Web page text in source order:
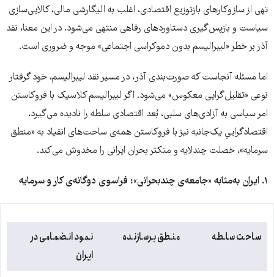
تهی از سازوکارهای بازتوزیع اقتصادی، اغلب به الیگارشی مالی، کالایی‌سازی
سیاست و بازپس‌گیری دستاوردهای رفاهی منتهی می‌شود. در این معنا، نقد
آذر بر خطر «لیبرالیسم بدون دموکراسی اجتماعی» موجه و ضروری است.
اما مسئله آنجاست که صورت‌بندی آذر، در مسیر نقد لیبرالیسم، خود گرفتار
نوعی «تقلیل‌گرایی معکوس» می‌شود. اگر لیبرالیسم کلاسیک با فروکاستن
امر سیاسی به آزادی‌های سلبی، بُعد اقتصادی سلطه را نادیده می‌گیرد،
اقتصادگراییِ یک‌جانبه نیز با فروکاستن همه‌ی ساحت‌های انقیاد به «منطق
سرمایه»، خصلت چندلایه و متکثر بحران ایرانی را مخدوش می‌کند.
۱. ایران به‌مثابه «جامعه‌ی چندبحرانی»: فراسوی دوگانه‌ی کار و سرمایه
ساحت سلطه منطق برسازنده
نمود انضمامی در
ایران